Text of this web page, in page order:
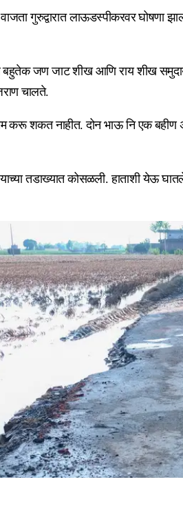
गुरुद्वारात लाऊडस्पीकरवर घोषणा
जण जाट शीख आणि राय शीख
चालते.
करू शकत नाहीत. दोन भाऊ नि एक
तडाख्यात कोसळली. हाताशी येऊ